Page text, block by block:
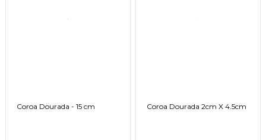
Coroa Dourada - 15 cm Coroa Dourada 2cm X 4.5cm